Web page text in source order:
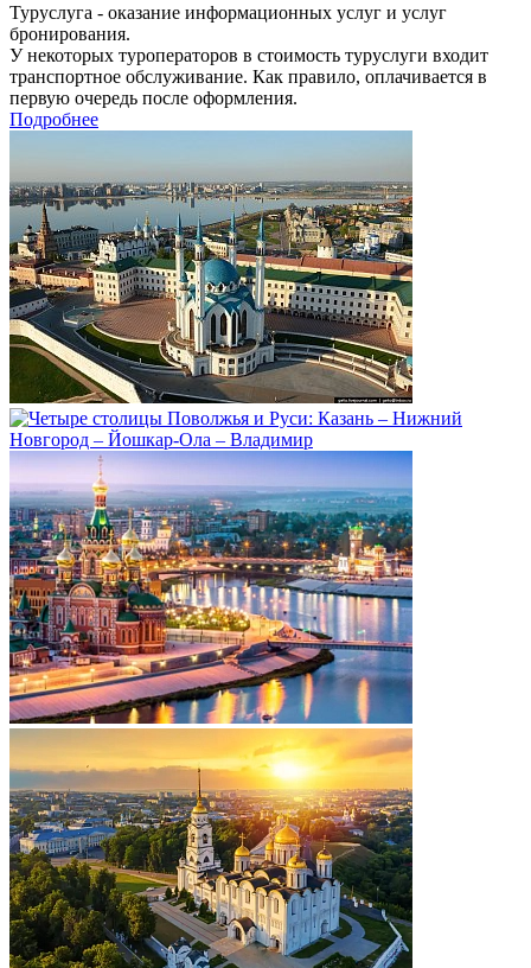
Туруслуга - оказание информационных услуг и услуг
бронирования.
У некоторых туроператоров в стоимость туруслуги входит
транспортное обслуживание. Как правило, оплачивается в
первую очередь после оформления.
Подробнее